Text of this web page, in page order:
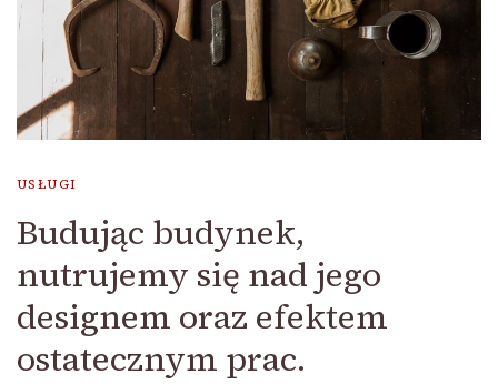
USŁUGI
Budując budynek,
nutrujemy się nad jego
designem oraz efektem
ostatecznym prac.